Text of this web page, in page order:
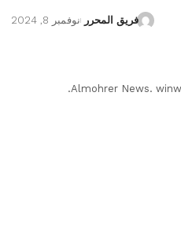
فريق المحرر نوفمبر 8, 2024